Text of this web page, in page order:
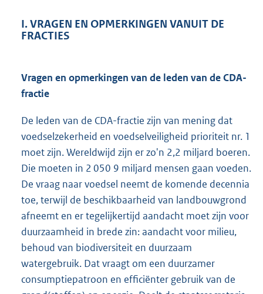
I. VRAGEN EN OPMERKINGEN VANUIT DE
FRACTIES
Vragen en opmerkingen van de leden van de CDA-
fractie
De leden van de CDA-fractie zijn van mening dat
voedselzekerheid en voedselveiligheid prioriteit nr. 1
moet zijn. Wereldwijd zijn er zo'n 2,2 miljard boeren.
Die moeten in 2 050 9 miljard mensen gaan voeden.
De vraag naar voedsel neemt de komende decennia
toe, terwijl de beschikbaarheid van landbouwgrond
afneemt en er tegelijkertijd aandacht moet zijn voor
duurzaamheid in brede zin: aandacht voor milieu,
behoud van biodiversiteit en duurzaam
watergebruik. Dat vraagt om een duurzamer
consumptiepatroon en efficiënter gebruik van de